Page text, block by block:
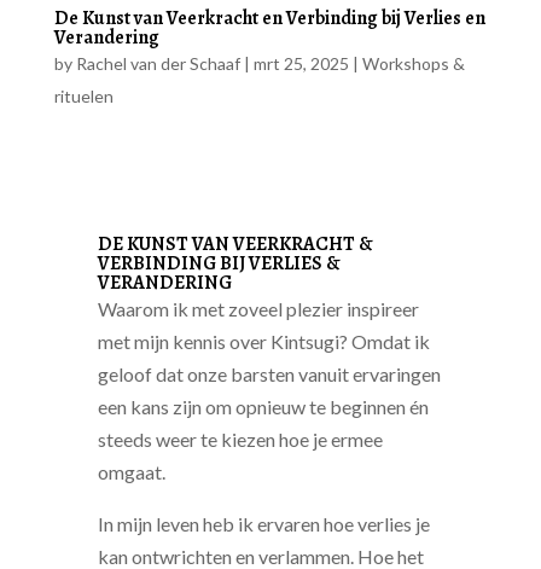
De Kunst van Veerkracht en Verbinding bij Verlies en
Verandering
by Rachel van der Schaaf| mrt 25, 2025 | Workshops &
rituelen
DE KUNST VAN VEERKRACHT &
VERBINDING BIJ VERLIES &
VERANDERING
Waarom ik met zoveel plezier inspireer
met mijn kennis over Kintsugi? Omdat ik
geloof dat onze barsten vanuit ervaringen
een kans zijn om opnieuw te beginnen én
steeds weer te kiezen hoe je ermee
omgaat.
In mijn leven heb ik ervaren hoe verlies je
kan ontwrichten en verlammen. Hoe het